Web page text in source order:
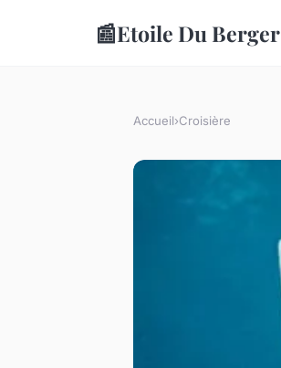
📰Etoile Du Berger
Accueil›Croisière